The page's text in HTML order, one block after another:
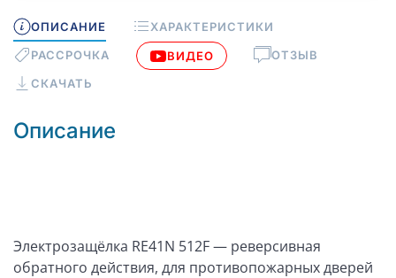
ОПИСАНИЕ
ХАРАКТЕРИСТИКИ
РАССРОЧКА
ВИДЕО
ОТЗЫВ
СКАЧАТЬ
Описание
Электрозащёлка RE41N 512F — реверсивная
обратного действия, для противопожарных дверей